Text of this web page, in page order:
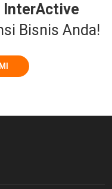
InterActive
Bisnis Anda!